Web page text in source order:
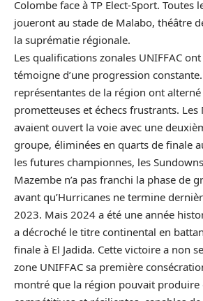
Colombe face à TP Elect-Sport. Toutes
joueront au stade de Malabo, théâtre
la suprématie régionale.
Les qualifications zonales UNIFFAC
témoigne d’une progression
représentantes de la région ont
prometteuses et échecs frustrants. Les
avaient ouvert la voie avec une
groupe, éliminées en quarts de finale
les futures championnes, les
Mazembe n’a pas franchi la phase de
avant qu’Hurricanes ne termine
2023. Mais 2024 a été une année
a décroché le titre continental en
finale à El Jadida. Cette victoire a non
zone UNIFFAC sa première
montré que la région pouvait produire